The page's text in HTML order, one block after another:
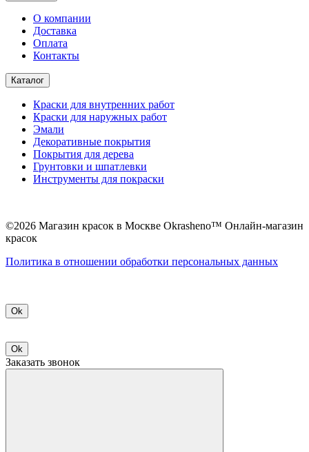
О компании
Доставка
Оплата
Контакты
Каталог
Краски для внутренних работ
Краски для наружных работ
Эмали
Декоративные покрытия
Покрытия для дерева
Грунтовки и шпатлевки
Инструменты для покраски
©2026 Магазин красок в Москве Okrasheno™ Онлайн-магазин
красок
Политикa в отношении обработки персональных данных
Ok
Ok
Заказать звонок